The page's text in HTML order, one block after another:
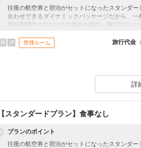
往復の航空券と宿泊がセットになったスタンダ
合わせできるダイナミックパッケージだから、一
旅行期間中の1泊だけの宿泊や延泊・飛び泊など
オプションでレンタカーや現地交通・体験プラ
います。
昼 夕 禁煙ルーム 旅行代金
詳
【スタンダードプラン】食事なし
プランのポイント
往復の航空券と宿泊がセットになったスタンダ